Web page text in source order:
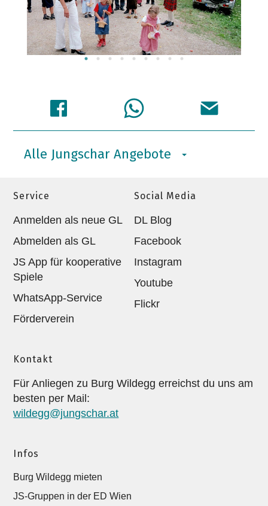
Alle Jungschar Angebote
Service
Anmelden als neue GL
Abmelden als GL
JS App für kooperative
Spiele
WhatsApp-Service
Förderverein
Social Media
DL Blog
Facebook
Instagram
Youtube
Flickr
Kontakt
Für Anliegen zu Burg Wildegg erreichst du uns am
besten per Mail:
wildegg@jungschar.at
Infos
Burg Wildegg mieten
JS-Gruppen in der ED Wien